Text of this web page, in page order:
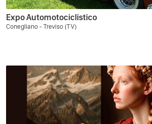
Expo Automotociclistico
Conegliano - Treviso (TV)